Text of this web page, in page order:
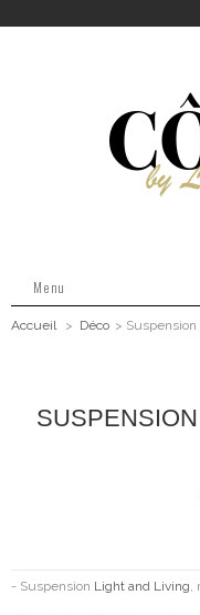
Menu
Accueil > Déco > Suspension
- Suspension Light and Living,